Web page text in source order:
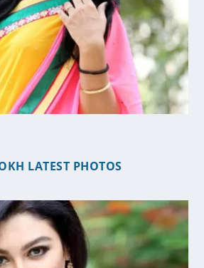
LATEST PHOTOS